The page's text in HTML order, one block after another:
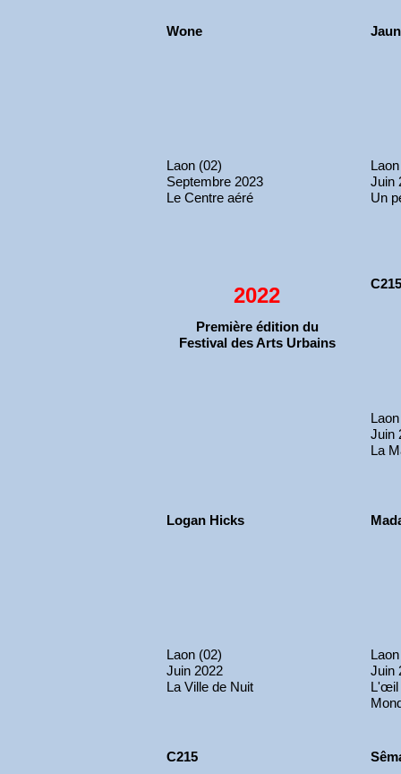
Wone
Laon (02)
Septembre 2023
Le Centre aéré
Juin
Un
2022
Première édition du
Festival des Arts Urbains
C215
Juin
La
Logan Hicks
Laon (02)
Juin 2022
La Ville de Nuit
Juin
L'œil
C215